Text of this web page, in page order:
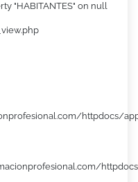
"HABITANTES" on null
httpdocs/